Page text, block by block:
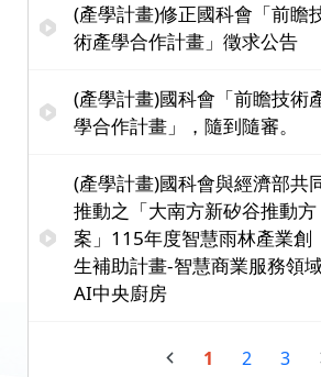
(產學計畫)修正國科會「前瞻
術產學合作計畫」徵求公告
(產學計畫)國科會「前瞻技術
學合作計畫」，隨到隨審。
(產學計畫)國科會與經濟部共
推動之「大南方新矽谷推動方
案」115年度智慧雨林產業創
生補助計畫-智慧商業服務領
AI中央廚房
1 2 3